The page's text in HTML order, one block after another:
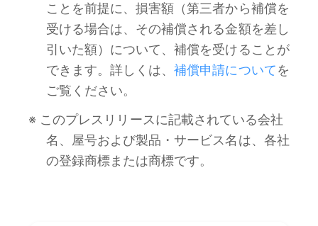
ことを前提に、損害額（第三者から補償を
受ける場合は、その補償される金額を差し
引いた額）について、補償を受けることが
できます。詳しくは、補償申請についてを
ご覧ください。
※ このプレスリリースに記載されている会社
名、屋号および製品・サービス名は、各社
の登録商標または商標です。